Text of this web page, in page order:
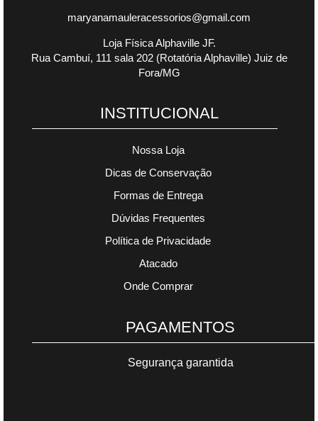
maryanamauleracessorios@gmail.com
Loja Física Alphaville JF.
Rua Cambuí, 111 sala 202 (Rotatória Alphaville) Juiz de
Fora/MG
INSTITUCIONAL
Nossa Loja
Dicas de Conservação
Formas de Entrega
Dúvidas Frequentes
Política de Privacidade
Atacado
Onde Comprar
PAGAMENTOS
Segurança garantida